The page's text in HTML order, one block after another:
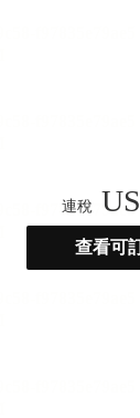
連稅
查看可